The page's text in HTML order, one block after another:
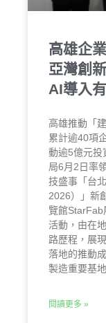
高雄企
亞灣創
AI導入
高雄推動「
累計逾40項
動逾5億元投
局6月2日率
技盛事「台
2026）」新
覽館StarFab
活動，由在
路歷程，展
落地的推動
製造重要基
閱讀更多 »